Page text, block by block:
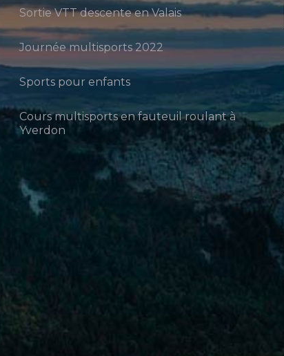
Sortie VTT descente en Valais
Journée multisports 2022
Sports pour enfants
Cours multisports en fauteuil roulant à
Yverdon